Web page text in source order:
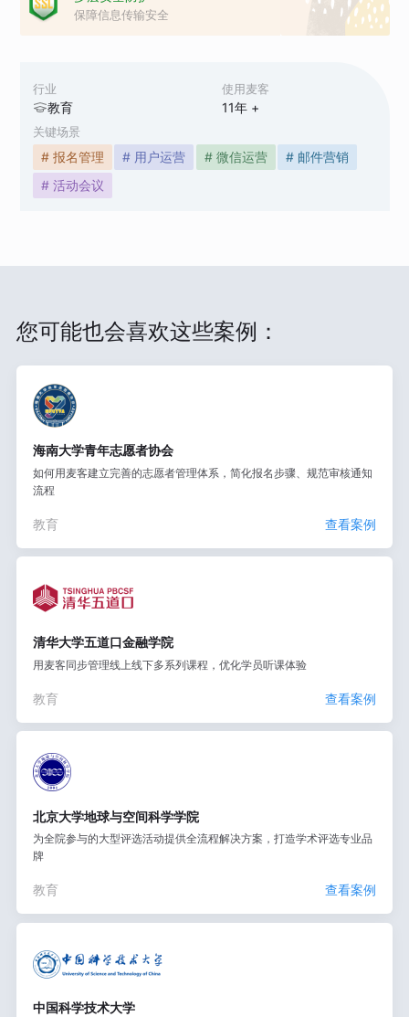
行业
教育
使用麦客
11年 +
关键场景
# 报名管理 # 用户运营 # 微信运营
# 邮件营销
# 活动会议
保障信息传输安全
您可能也会喜欢这些案例：
海南大学青年志愿者协会
如何用麦客建立完善的志愿者管理体系，简化报名步骤、规范审核通知
流程
教育 查看案例
清华大学五道口金融学院
用麦客同步管理线上线下多系列课程，优化学员听课体验
教育 查看案例
北京大学地球与空间科学学院
为全院参与的大型评选活动提供全流程解决方案，打造学术评选专业品
牌
教育 查看案例
中国科学技术大学